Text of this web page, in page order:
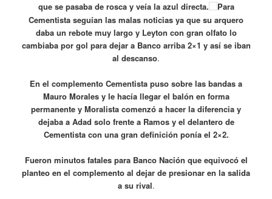
que se pasaba de rosca y veía la azul directa.
Para
Cementista seguían las malas noticias ya que su arquero
daba un rebote muy largo y Leyton con gran olfato lo
cambiaba por gol para dejar a Banco arriba 2×1 y así se iban
al descanso.
En el complemento Cementista puso sobre las bandas a
Mauro Morales y le hacía llegar el balón en forma
permanente y Moralista comenzó a hacer la diferencia y
dejaba a Adad solo frente a Ramos y el delantero de
Cementista con una gran definición ponía el 2×2.
Fueron minutos fatales para Banco Nación que equivocó el
planteo en el complemento al dejar de presionar en la salida
a su rival.